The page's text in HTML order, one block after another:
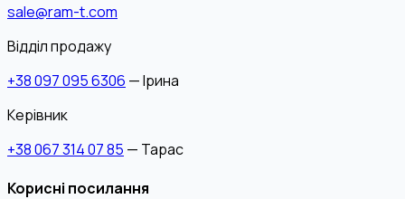
sale@ram-t.com
Відділ продажу
+38 097 095 6306 — Ірина
Керівник
+38 067 314 07 85 — Тарас
Корисні посилання